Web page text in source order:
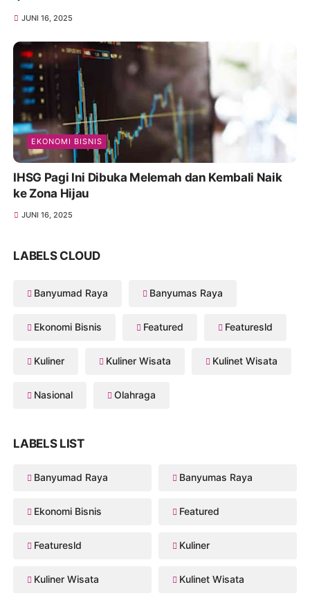
JUNI 16, 2025
EKONOMI BISNIS
IHSG Pagi Ini Dibuka Melemah dan Kembali Naik
ke Zona Hijau
JUNI 16, 2025
LABELS CLOUD
Banyumad Raya Banyumas Raya
Ekonomi Bisnis Featured Featuresld
Kuliner Kuliner Wisata Kulinet Wisata
Nasional Olahraga
LABELS LIST
Banyumad Raya Banyumas Raya
Ekonomi Bisnis Featured
Featuresld Kuliner
Kuliner Wisata Kulinet Wisata